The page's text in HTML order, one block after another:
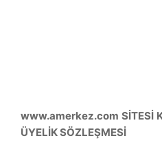
www.amerkez.com SİTESİ
ÜYELİK SÖZLEŞMESİ